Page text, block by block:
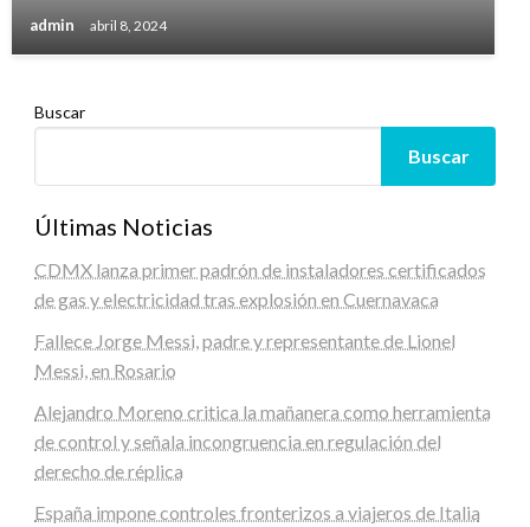
admin abril 8, 2024
Buscar
Buscar
Últimas Noticias
CDMX lanza primer padrón de instaladores certificados
de gas y electricidad tras explosión en Cuernavaca
Fallece Jorge Messi, padre y representante de Lionel
Messi, en Rosario
Alejandro Moreno critica la mañanera como herramienta
de control y señala incongruencia en regulación del
derecho de réplica
España impone controles fronterizos a viajeros de Italia